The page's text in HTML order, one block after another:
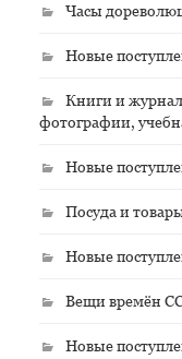
Часы
Новые
Книги и
фотографии,
Новые
Посуда и
Новые
Вещи времён
Новые